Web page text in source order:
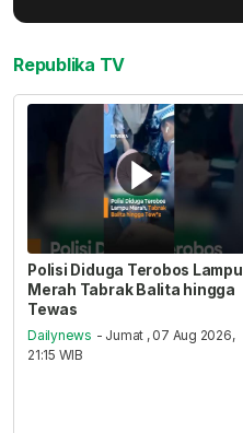
Republika TV
Polisi Diduga Terobos Lampu
Merah Tabrak Balita hingga
Tewas
Dailynews - Jumat , 07 Aug 2026,
21:15 WIB